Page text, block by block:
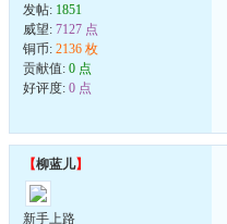
发帖: 1851
威望: 7127 点
铜币: 2136 枚
贡献值: 0 点
好评度: 0 点
【柳蓝儿】
新手上路